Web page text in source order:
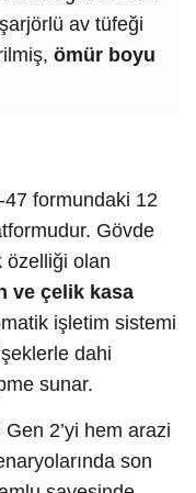
av tüfeği
ömür boyu
47 formundaki 12
Gövde
özelliği olan
ve çelik kasa
işletim sistemi
dahi
sunar.
Gen 2’yi hem arazi
son